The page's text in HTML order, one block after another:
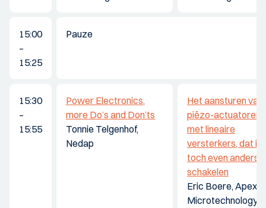
15:00
–
15:25
Pauze
15:30
–
15:55
Power Electronics,
more Do’s and Don’ts
Tonnie Telgenhof,
Nedap
Het aansturen van
piëzo-actuatoren
met lineaire
versterkers, dat is
toch even anders
schakelen
Eric Boere, Apex
Microtechnology